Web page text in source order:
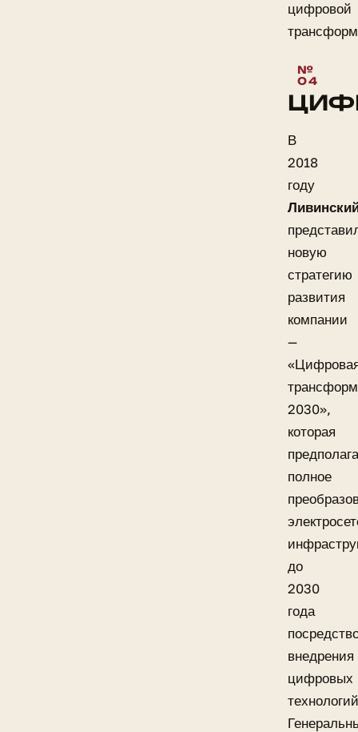
цифровой
В
2018
году
новую
стратегию
развития
компании
—
2030»,
которая
полное
до
2030
года
внедрения
цифровых